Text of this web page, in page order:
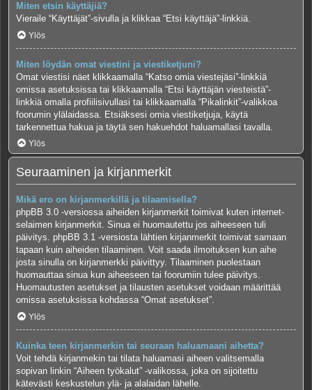
Miten etsin käyttäjiä?
Vieraile “Käyttäjät”-sivulla ja klikkaa “Etsi käyttäjä”-linkkiä.
Ylös
Miten löydän omat viestini ja viestiketjuni?
Omat viestisi näet klikkaamalla “Katso omia viestejäsi”-linkkiä
omissa asetuksissa tai klikkaamalla “Etsi käyttäjän viesteistä”-
linkkiä omalla profiilisivullasi tai klikkaamalla “Pikalinkit”-valikkoa
foorumin ylälaidassa. Etsiäksesi omia viestiketjuja, käytä
tarkennettua hakua ja täytä sen hakuehdot haluamallasi tavalla.
Ylös
Seuraaminen ja kirjanmerkit
Mikä ero on kirjanmerkillä ja tilaamisella?
phpBB 3.0 -versiossa aiheiden kirjanmerkit toimivat kuten internet-
selaimen kirjanmerkit. Sinua ei huomautettu jos aiheeseen tuli
päivitys. phpBB 3.1 -versiosta lähtien kirjanmerkit toimivat samaan
tapaan kuin aiheiden tilaaminen. Voit saada ilmoituksen kun aihe
josta sinulla on kirjanmerkki päivittyy. Tilaaminen puolestaan
huomauttaa sinua kun aiheeseen tai foorumiin tulee päivitys.
Huomautusten asetukset ja tilausten asetukset voidaan määrittää
omissa asetuksissa kohdassa “Omat asetukset”.
Ylös
Kuinka teen kirjanmerkin tai seuraan haluamaani aihetta?
Voit tehdä kirjanmekin tai tilata haluamasi aiheen valitsemalla
sopivan linkin “Aiheen työkalut” -valikossa, joka on sijoitettu
kätevästi keskustelun ylä- ja alalaidan lähelle.